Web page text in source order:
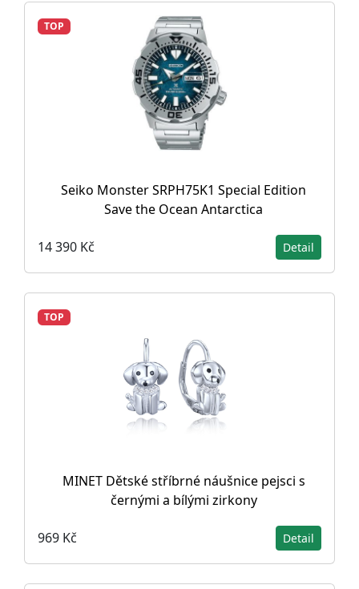
TOP
Seiko Monster SRPH75K1 Special Edition
Save the Ocean Antarctica
14 390 Kč Detail
TOP
MINET Dětské stříbrné náušnice pejsci s
černými a bílými zirkony
969 Kč Detail